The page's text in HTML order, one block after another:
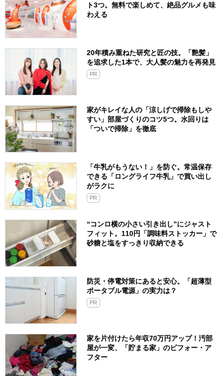
ト3つ。無料で楽しめて、絶品グルメも味
わえる
20年積み重ねた研究と匠の技。「艶髪」
を追求した1本で、大人髪の魅力を再発見
PR
家がキレイな人の「涼しげで掃除もしや
すい」部屋づくりのコツ5つ。水回りは
「ついで掃除」を徹底
「牛乳がもうない！」を防ぐ。常温保存
できる「ロングライフ牛乳」で買い出し
がラクに
PR
“コンロ横の小さい引き出し”にジャスト
フィット。110円「調味料ストッカー」で
砂糖と塩をすっきり収納できる
防災・停電対策にあると安心。「超薄型
ポータブル電源」の実力は？​
PR
家を片付けたら年収70万円アップ！汚部
屋が一変、「貯まる家」のビフォー・ア
フター